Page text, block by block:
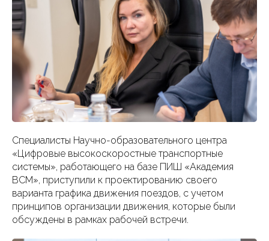
Специалисты Научно-образовательного центра
«Цифровые высокоскоростные транспортные
системы», работающего на базе ПИШ «Академия
ВСМ», приступили к проектированию своего
варианта графика движения поездов, с учетом
принципов организации движения, которые были
обсуждены в рамках рабочей встречи.